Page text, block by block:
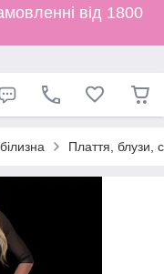
від 1800
Плаття, блузи,